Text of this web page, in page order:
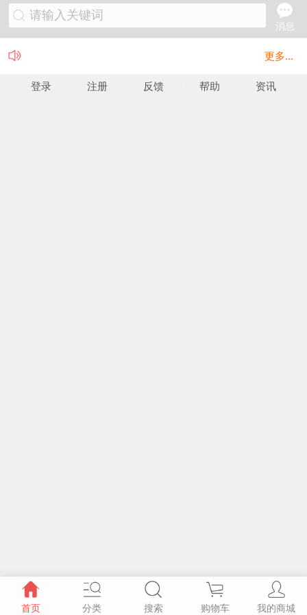
请输入关键词
消息
更多...
登录 注册 反馈 帮助 资讯
首页 分类 搜索 购物车 我的商城